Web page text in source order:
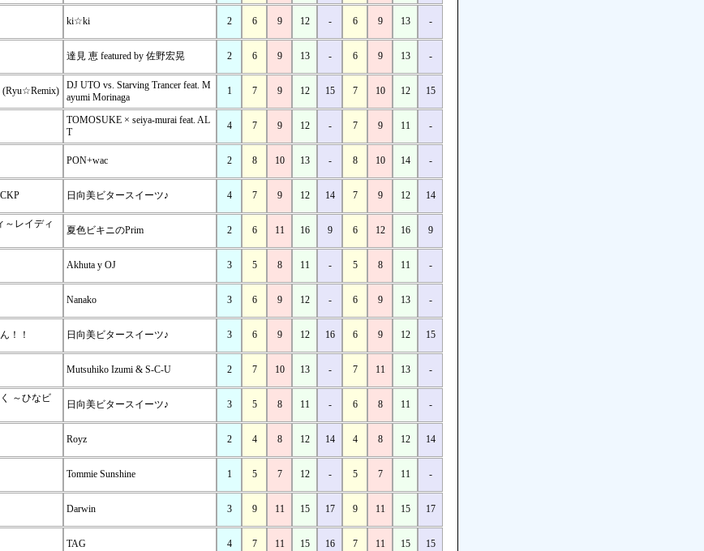
ki☆ki 2 6 9 12 - 6 9 13 -
達見 恵 featured by 佐野宏晃 2 6 9 13 - 6 9 13 -
DJ UTO vs. Starving Trancer feat. M
ayumi Morinaga
1 7 9 12 15 7 10 12 15
TOMOSUKE × seiya-murai feat. AL
T
4 7 9 12 - 7 9 11 -
PON+wac 2 8 10 13 - 8 10 14 -
日向美ビタースイーツ♪ 4 7 9 12 14 7 9 12 14
～レイディ
夏色ビキニのPrim 2 6 11 16 9 6 12 16 9
Akhuta y OJ 3 5 8 11 - 5 8 11 -
Nanako 3 6 9 12 - 6 9 13 -
！！ 日向美ビタースイーツ♪ 3 6 9 12 16 6 9 12 15
Mutsuhiko Izumi & S-C-U 2 7 10 13 - 7 11 13 -
～ひなビ
日向美ビタースイーツ♪ 3 5 8 11 - 6 8 11 -
Royz 2 4 8 12 14 4 8 12 14
Tommie Sunshine 1 5 7 12 - 5 7 11 -
Darwin 3 9 11 15 17 9 11 15 17
TAG 4 7 11 15 16 7 11 15 15